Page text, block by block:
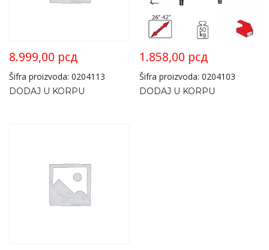
8.999,00 рсд
Šifra proizvoda: 0204113
DODAJ U KORPU
1.858,00 рсд
Šifra proizvoda: 0204103
DODAJ U KORPU